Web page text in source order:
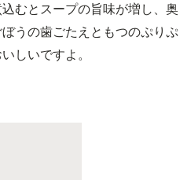
むとスープの旨味が増し、奥
うの歯ごたえともつのぷりぷ
しいですよ。